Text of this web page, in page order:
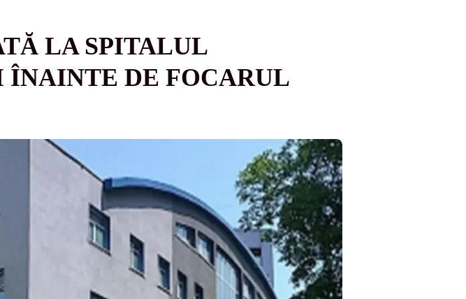
LA SPITALUL
ÎNAINTE DE FOCARUL